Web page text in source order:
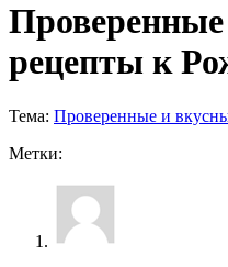
рецепты к
Тема: Проверенные и
Метки: